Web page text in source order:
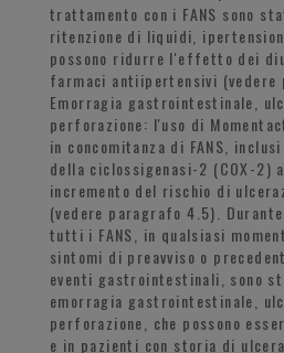
trattamento con i FANS sono
ritenzione di liquidi,
possono ridurre l'effetto dei
farmaci antiipertensivi (vedere
Emorragia gastrointestinale,
perforazione: l'uso di
in concomitanza di FANS,
della ciclossigenasi-2 (COX-2)
incremento del rischio di
(vedere paragrafo 4.5).
tutti i FANS, in qualsiasi
sintomi di preavviso o
eventi gastrointestinali, sono
emorragia gastrointestinale,
perforazione, che possono
e in pazienti con storia di